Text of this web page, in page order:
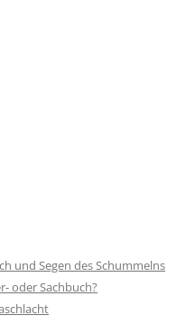
und Segen des Schummelns
oder Sachbuch?